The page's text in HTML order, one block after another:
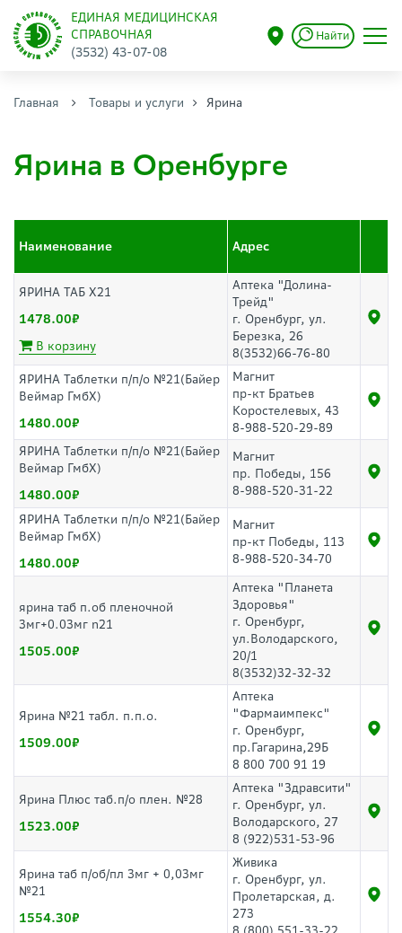
ЕДИНАЯ МЕДИЦИНСКАЯ
СПРАВОЧНАЯ
(3532) 43-07-08
Найти
Главная Товары и услуги Ярина
Ярина в Оренбурге
Наименование Адрес
ЯРИНА ТАБ Х21
1478.00
В корзину
Аптека "Долина-
Трейд"
г. Оренбург, ул.
Березка, 26
8(3532)66-76-80
ЯРИНА Таблетки п/п/о №21(Байер
Веймар ГмбХ)
1480.00
Магнит
пр-кт Братьев
Коростелевых, 43
8-988-520-29-89
ЯРИНА Таблетки п/п/о №21(Байер
Веймар ГмбХ)
1480.00
Магнит
пр. Победы, 156
8-988-520-31-22
ЯРИНА Таблетки п/п/о №21(Байер
Веймар ГмбХ)
1480.00
Магнит
пр-кт Победы, 113
8-988-520-34-70
ярина таб п.об пленочной
3мг+0.03мг n21
1505.00
Аптека "Планета
Здоровья"
г. Оренбург,
ул.Володарского,
20/1
8(3532)32-32-32
Ярина №21 табл. п.п.о.
1509.00
Аптека
"Фармаимпекс"
г. Оренбург,
пр.Гагарина,29Б
8 800 700 91 19
Ярина Плюс таб.п/о плен. №28
1523.00
Аптека "Здравсити"
г. Оренбург, ул.
Володарского, 27
8 (922)531-53-96
Ярина таб п/об/пл 3мг + 0,03мг
№21
1554.30
Живика
г. Оренбург, ул.
Пролетарская, д.
273